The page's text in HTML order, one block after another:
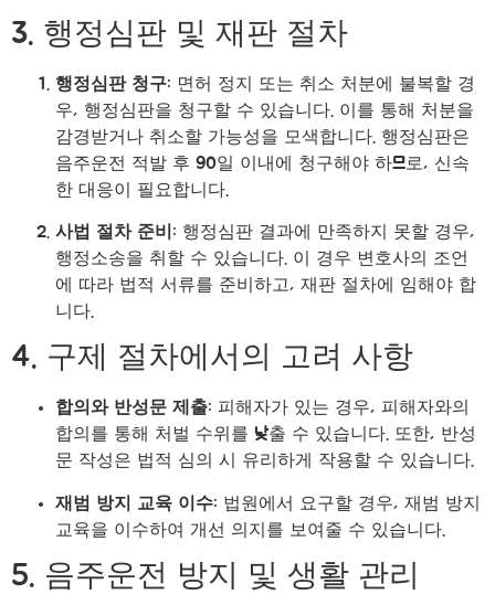
3. 행정심판 및 재판 절차
행정심판 청구: 면허 정지 또는 취소 처분에 불복할 경
우, 행정심판을 청구할 수 있습니다. 이를 통해 처분을
감경받거나 취소할 가능성을 모색합니다. 행정심판은
음주운전 적발 후 90일 이내에 청구해야 하므로, 신속
한 대응이 필요합니다.
사법 절차 준비 : 행정심판 결과에 만족하지 못할 경우,
행정소송을 취할 수 있습니다. 이 경우 변호사의 조언
에 따라 법적 서류를 준비하고, 재판 절차에 임해야 합
니다.
4. 구제 절차에서의 고려 사항
합의와 반성문 제출: 피해자가 있는 경우, 피해자와의
합의를 통해 처벌 수위를 낮출 수 있습니다. 또한, 반성
문 작성은 법적 심의 시 유리하게 작용할 수 있습니다.
재범 방지 교육 이수: 법원에서 요구할 경우, 재범 방지
교육을 이수하여 개선 의지를 보여줄 수 있습니다.
5. 음주운전 방지 및 생활 관리